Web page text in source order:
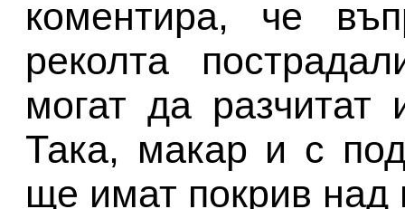
коментира, че
реколта
могат да
Така, макар и с
ще имат покрив над